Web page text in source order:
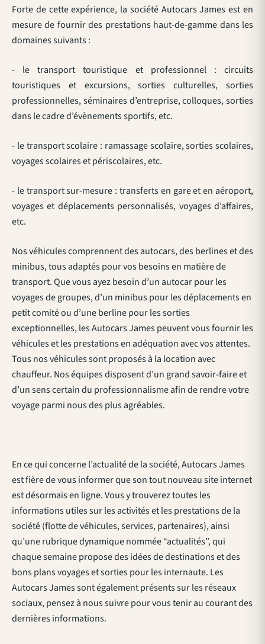
Forte de cette expérience, la société Autocars James est en
mesure de fournir des prestations haut-de-gamme dans les
domaines suivants :
- le transport touristique et professionnel : circuits
touristiques et excursions, sorties culturelles, sorties
professionnelles, séminaires d’entreprise, colloques, sorties
dans le cadre d’évènements sportifs, etc.
- le transport scolaire : ramassage scolaire, sorties scolaires,
voyages scolaires et périscolaires, etc.
- le transport sur-mesure : transferts en gare et en aéroport,
voyages et déplacements personnalisés, voyages d’affaires,
etc.
Nos véhicules comprennent des autocars, des berlines et des
minibus, tous adaptés pour vos besoins en matière de
transport. Que vous ayez besoin d’un autocar pour les
voyages de groupes, d’un minibus pour les déplacements en
petit comité ou d’une berline pour les sorties
exceptionnelles, les Autocars James peuvent vous fournir les
véhicules et les prestations en adéquation avec vos attentes.
Tous nos véhicules sont proposés à la location avec
chauffeur. Nos équipes disposent d’un grand savoir-faire et
d’un sens certain du professionnalisme afin de rendre votre
voyage parmi nous des plus agréables.
En ce qui concerne l’actualité de la société, Autocars James
est fière de vous informer que son tout nouveau site internet
est désormais en ligne. Vous y trouverez toutes les
informations utiles sur les activités et les prestations de la
société (flotte de véhicules, services, partenaires), ainsi
qu’une rubrique dynamique nommée “actualités”, qui
chaque semaine propose des idées de destinations et des
bons plans voyages et sorties pour les internaute. Les
Autocars James sont également présents sur les réseaux
sociaux, pensez à nous suivre pour vous tenir au courant des
dernières informations.